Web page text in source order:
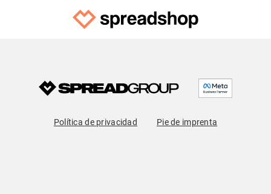
Política de privacidad Pie de imprenta